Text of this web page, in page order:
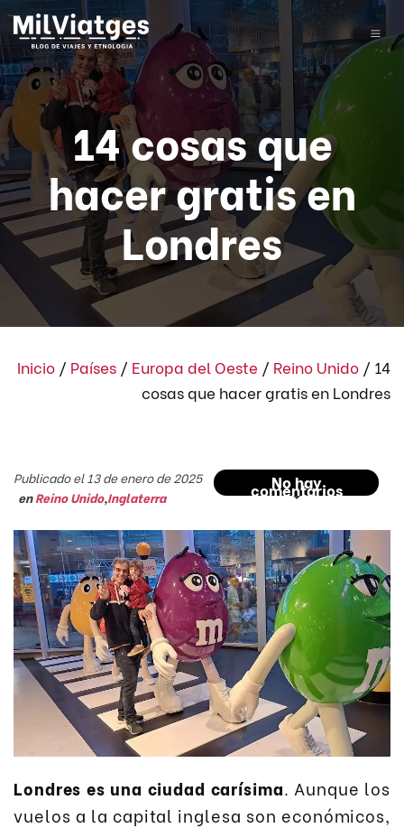
14 cosas que
hacer gratis en
Londres
Inicio / Países / Europa del Oeste / Reino Unido / 14
cosas que hacer gratis en Londres
No hay
comentarios
Publicado el 13 de enero de 2025
enReino Unido,Inglaterra
Londres es una ciudad carísima. Aunque los
vuelos a la capital inglesa son económicos,